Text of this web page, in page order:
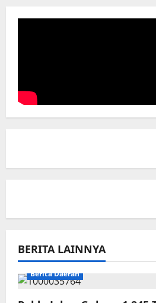
BERITA LAINNYA
Berita Daerah